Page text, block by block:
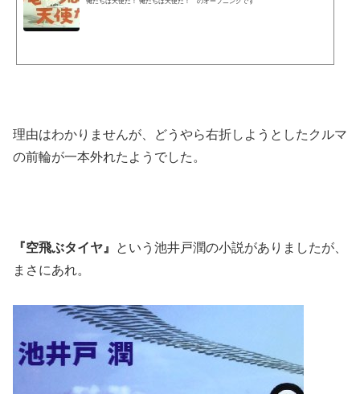
理由はわかりませんが、どうやら右折しようとしたクルマ
の前輪が一本外れたようでした。
『空飛ぶタイヤ』
という池井戸潤の小説がありましたが、
まさにあれ。